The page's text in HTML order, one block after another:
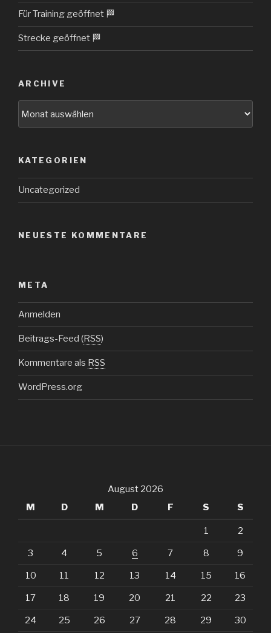
Für Training geöffnet 🏁
Strecke geöffnet 🏁
ARCHIVE
KATEGORIEN
Uncategorized
NEUESTE KOMMENTARE
META
Anmelden
Beitrags-Feed (RSS)
Kommentare als RSS
WordPress.org
August 2026
M
D M D F S S
1 2
3 4 5 6 7 8 9
10 11 12 13 14 15 16
17 18 19 20 21 22 23
24 25 26 27 28 29 30